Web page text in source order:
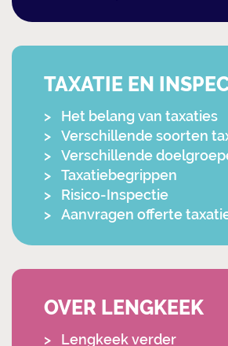
TAXATIE EN
Het belang van taxaties
Verschillende soorten
Verschillende
Taxatiebegrippen
Risico-Inspectie
Aanvragen offerte
OVER LENGKEEK
Lengkeek verder